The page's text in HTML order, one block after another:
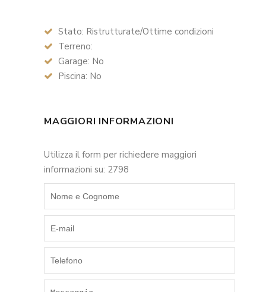
Stato: Ristrutturate/Ottime condizioni
Terreno:
Garage: No
Piscina: No
MAGGIORI INFORMAZIONI
Utilizza il form per richiedere maggiori
informazioni su: 2798